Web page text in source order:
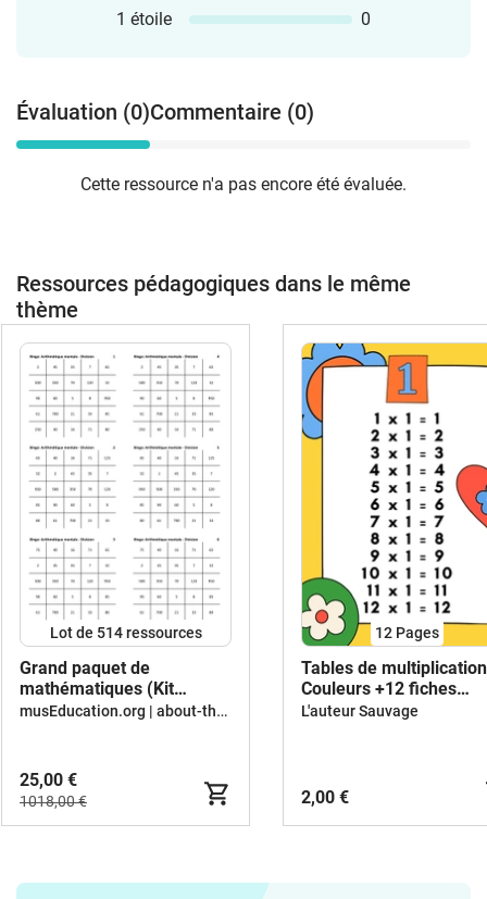
1 étoile
0
Évaluation (0)Commentaire (0)
Cette ressource n'a pas encore été évaluée.
Ressources pédagogiques dans le même
thème
Lot de 514 ressources
Grand paquet de
mathématiques (Kit
pédagogique)
musEducation.org | about-the-world.org
25,00 €
1018,00 €
12 Pages
Tables de multiplication
Couleurs +12 fiches
d'activités
L'auteur Sauvage
2,00 €